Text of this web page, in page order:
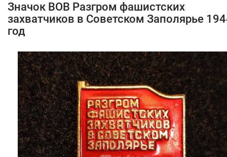
Значок ВОВ Разгром фашистских
захватчиков в Советском Заполярье
год